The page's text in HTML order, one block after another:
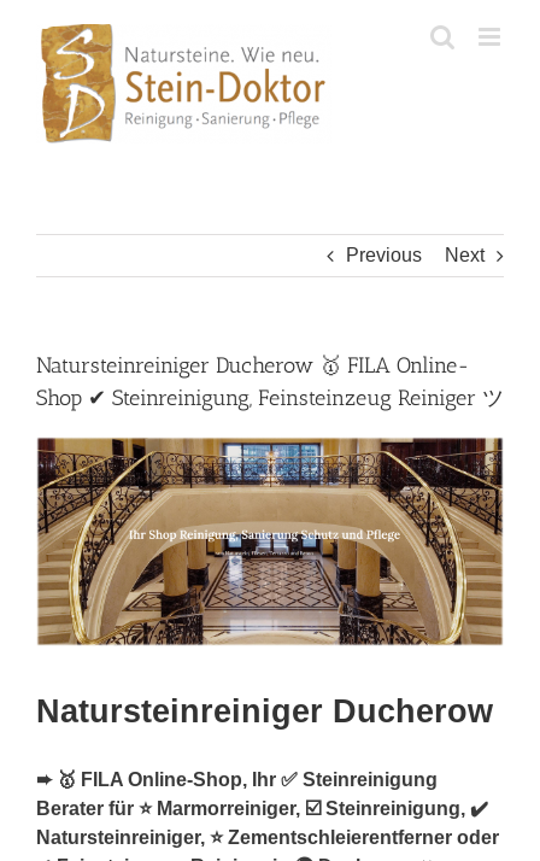
content
Previous Next
Natursteinreiniger Ducherow 🥇 FILA Online-
Shop ✔ Steinreinigung, Feinsteinzeug Reiniger ツ
Natursteinreiniger Ducherow
➨ 🥇 FILA Online-Shop, Ihr ✅ Steinreinigung
Berater für ⭐ Marmorreiniger, ☑️ Steinreinigung, ✔️
Natursteinreiniger, ⭐ Zementschleierentferner oder